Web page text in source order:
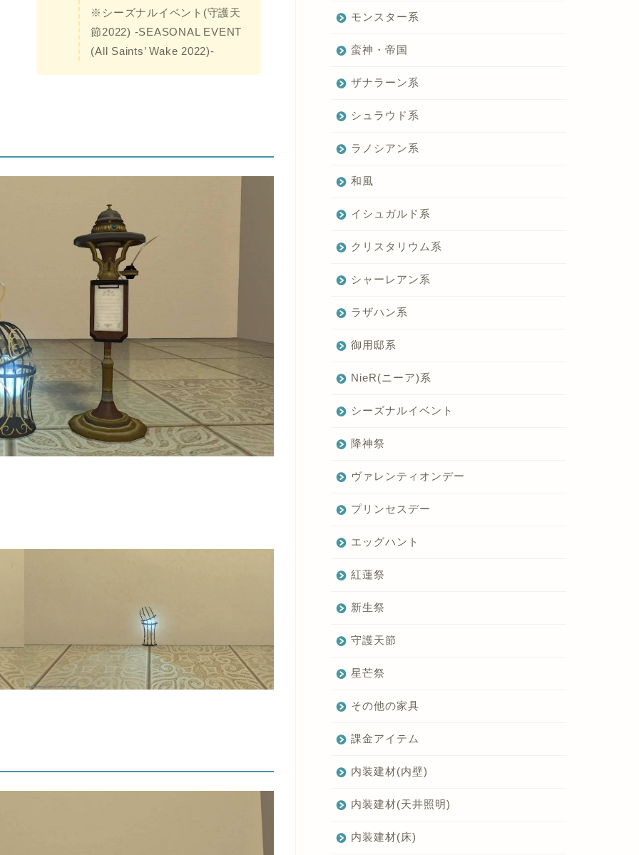
※シーズナルイベント(守護天
節2022) -SEASONAL EVENT
(All Saints’ Wake 2022)-
モンスター系
蛮神・帝国
ザナラーン系
シュラウド系
ラノシアン系
和風
イシュガルド系
クリスタリウム系
シャーレアン系
ラザハン系
御用邸系
NieR(ニーア)系
シーズナルイベント
降神祭
ヴァレンティオンデー
プリンセスデー
エッグハント
紅蓮祭
新生祭
守護天節
星芒祭
その他の家具
課金アイテム
内装建材(内壁)
内装建材(天井照明)
内装建材(床)